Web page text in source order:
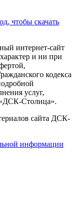
чтобы скачать
интернет-сайт
и ни при
кодекса
услуг,
Столица».
сайта ДСК-
информации